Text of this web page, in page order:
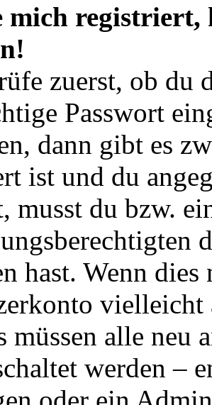
mich
zuerst, ob du
Passwort
dann gibt es
ist und du
musst du bzw.
hast. Wenn
müssen alle neu
werden –